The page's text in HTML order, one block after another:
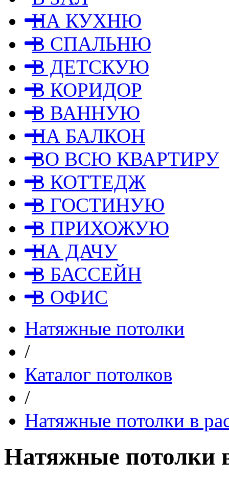
НА КУХНЮ
В СПАЛЬНЮ
В ДЕТСКУЮ
В КОРИДОР
В ВАННУЮ
НА БАЛКОН
ВО ВСЮ КВАРТИРУ
В КОТТЕДЖ
В ГОСТИНУЮ
В ПРИХОЖУЮ
НА ДАЧУ
В БАССЕЙН
В ОФИС
Натяжные потолки
/
Каталог потолков
/
Натяжные потолки в
Натяжные потолки